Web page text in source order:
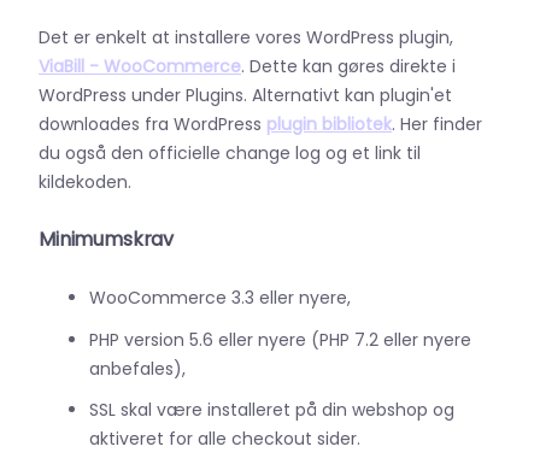
Det er enkelt at installere vores WordPress plugin,
ViaBill - WooCommerce. Dette kan gøres direkte i
WordPress under Plugins. Alternativt kan plugin'et
downloades fra WordPress plugin bibliotek. Her finder
du også den officielle change log og et link til
kildekoden.
Minimumskrav
WooCommerce 3.3 eller nyere,
PHP version 5.6 eller nyere (PHP 7.2 eller nyere
anbefales),
SSL skal være installeret på din webshop og
aktiveret for alle checkout sider.